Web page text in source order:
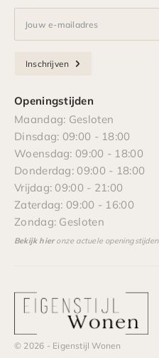
Jouw e-mailadres
Inschrijven
Openingstijden
Maandag: Gesloten
Dinsdag: 09:00 - 18:00
Woensdag: 09:00 - 18:00
Donderdag: 09:00 - 18:00
Vrijdag: 09:00 - 21:00
Zaterdag: 09:00 - 16:00
Zondag: Gesloten
Bekijk hieronze actuele
© 2026 - Eigenstijl Wonen